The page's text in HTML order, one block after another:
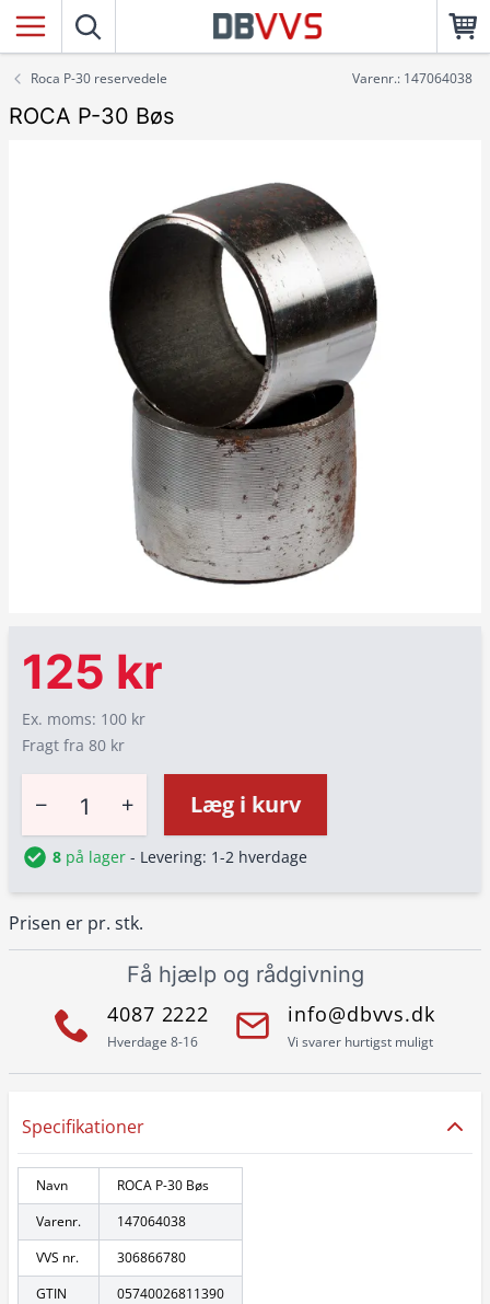
Roca P-30 reservedele Varenr.: 147064038
ROCA P-30 Bøs
Prisen er pr. stk.
125 kr
Ex. moms: 100 kr
Fragt fra 80 kr
− + Læg i kurv
8 på lager - Levering: 1-2 hverdage
Få hjælp og rådgivning
4087 2222
Hverdage 8-16
info@dbvvs.dk
Vi svarer hurtigst muligt
Specifikationer
Navn
ROCA P-30 Bøs
Varenr.
147064038
VVS nr.
306866780
GTIN
05740026811390